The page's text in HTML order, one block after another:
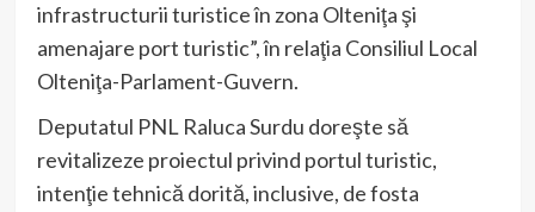
infrastructurii turistice în zona Olteniţa şi
amenajare port turistic”, în relaţia Consiliul Local
Olteniţa-Parlament-Guvern.
Deputatul PNL Raluca Surdu doreşte să
revitalizeze proiectul privind portul turistic,
intenţie tehnică dorită, inclusive, de fosta